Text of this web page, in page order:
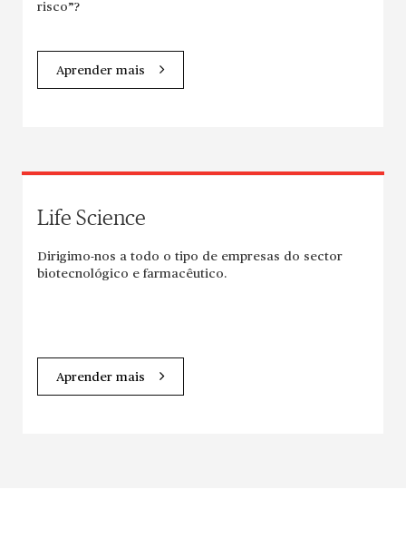
risco”?
Aprender mais
Life Science
Dirigimo-nos a todo o tipo de empresas do sector
biotecnológico e farmacêutico.
Aprender mais